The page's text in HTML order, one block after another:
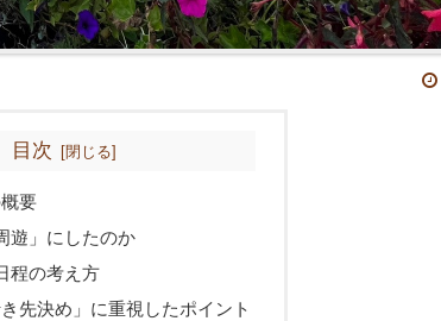
目次
要
遊」にしたのか
程の考え方
先決め」に重視したポイント